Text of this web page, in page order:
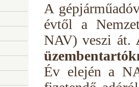
A
évtől a
NAV) veszi át.
Év elején a